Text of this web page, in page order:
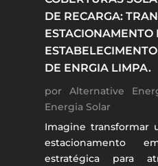
DE RECARGA:
ESTACIONAMENTO
DE ENRGIA LIMPA.
por Alternative
Energia Solar
Imagine transformar
estacionamento
estratégica para